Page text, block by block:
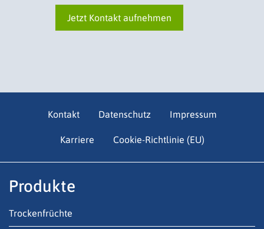
Kontakt Datenschutz Impressum
Karriere Cookie-Richtlinie (EU)
Produkte
Trockenfrüchte